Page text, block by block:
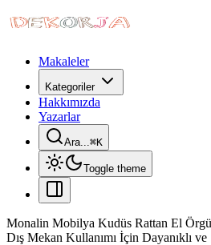
Makaleler
Kategoriler
Hakkımızda
Yazarlar
Ara...⌘K
Toggle theme
Monalin Mobilya Kudüs Rattan El
Dış Mekan Kullanımı İçin Dayanıklı ve